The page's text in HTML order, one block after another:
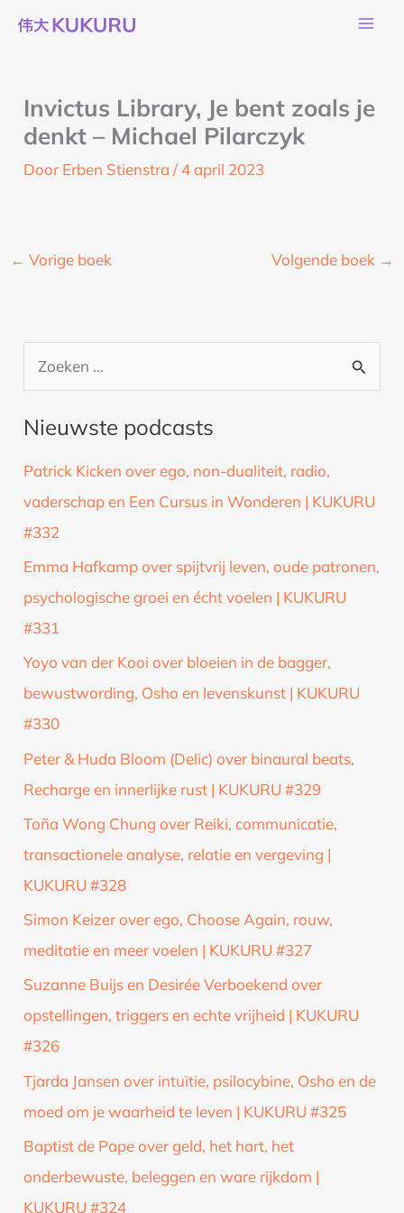
naar
Invictus Library, Je bent zoals je
denkt – Michael Pilarczyk
Door Erben Stienstra/ 4 april 2023
← Vorige boek Volgende boek →
e
k
a
Nieuwste podcasts
Patrick Kicken over ego, non-dualiteit, radio,
vaderschap en Een Cursus in Wonderen | KUKURU
#332
Emma Hafkamp over spijtvrij leven, oude patronen,
psychologische groei en écht voelen | KUKURU
#331
Yoyo van der Kooi over bloeien in de bagger,
bewustwording, Osho en levenskunst | KUKURU
#330
Peter & Huda Bloom (Delic) over binaural beats,
Recharge en innerlijke rust | KUKURU #329
Toña Wong Chung over Reiki, communicatie,
transactionele analyse, relatie en vergeving |
KUKURU #328
Simon Keizer over ego, Choose Again, rouw,
meditatie en meer voelen | KUKURU #327
Suzanne Buijs en Desirée Verboekend over
opstellingen, triggers en echte vrijheid | KUKURU
#326
Tjarda Jansen over intuïtie, psilocybine, Osho en de
moed om je waarheid te leven | KUKURU #325
Baptist de Pape over geld, het hart, het
onderbewuste, beleggen en ware rijkdom |
KUKURU #324